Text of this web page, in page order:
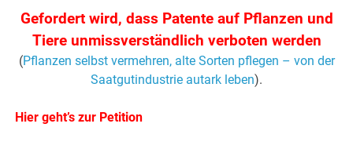
Gefordert wird, dass Patente auf Pflanzen und
Tiere unmissverständlich verboten werden
(Pflanzen selbst vermehren, alte Sorten pflegen – von der
Saatgutindustrie autark leben).
Hier geht’s zur Petition